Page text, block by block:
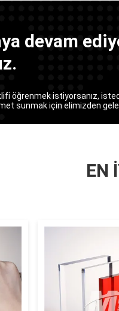
devam
öğrenmek istiyorsanız,
sunmak için elimizden
EN